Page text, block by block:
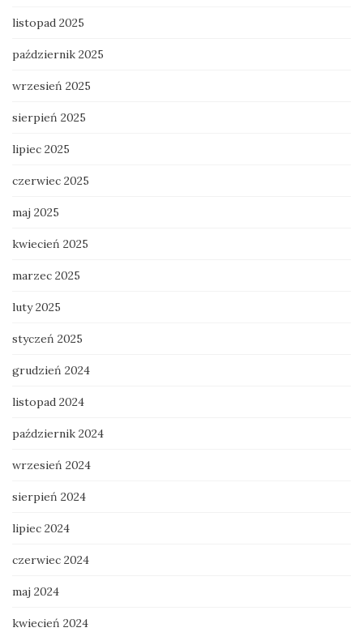
listopad 2025
październik 2025
wrzesień 2025
sierpień 2025
lipiec 2025
czerwiec 2025
maj 2025
kwiecień 2025
marzec 2025
luty 2025
styczeń 2025
grudzień 2024
listopad 2024
październik 2024
wrzesień 2024
sierpień 2024
lipiec 2024
czerwiec 2024
maj 2024
kwiecień 2024